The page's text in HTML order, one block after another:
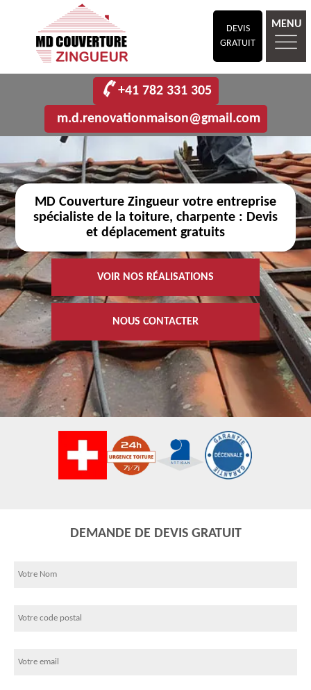
DEVIS
GRATUIT
MENU
+41 782 331 305
m.d.renovationmaison@gmail.com
MD Couverture Zingueur votre entreprise
spécialiste de la toiture, charpente : Devis
et déplacement gratuits
VOIR NOS RÉALISATIONS
NOUS CONTACTER
DEMANDE DE DEVIS GRATUIT